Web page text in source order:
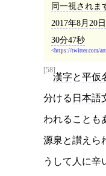
同一視されま
2017年8月20日
30分47秒
https://twitter.com/
[58]
漢字と平仮
分ける 日本語
われることも
源泉と讃えら
うして人に辛